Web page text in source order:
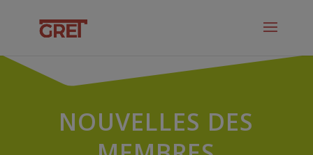
NOUVELLES DES